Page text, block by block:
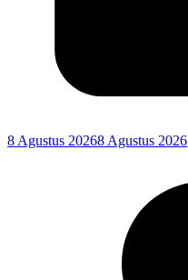
8 Agustus 20268 Agustus 2026